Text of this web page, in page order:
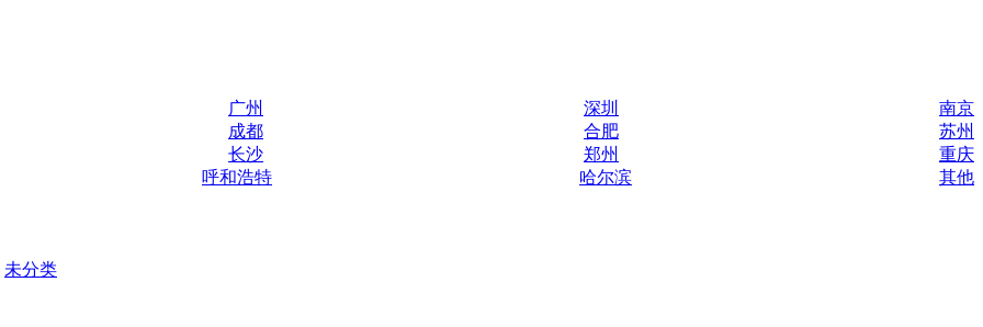
广州 深圳
南京
成都 合肥
苏州
长沙 郑州
重庆
呼和浩特 哈尔滨
其他
未分类